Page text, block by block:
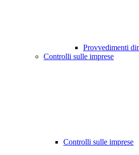
Provvedimenti
Controlli sulle imprese
Controlli sulle imprese